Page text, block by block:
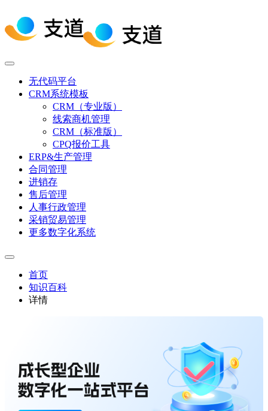
无代码平台
CRM系统模板
CRM（专业版）
线索商机管理
CRM（标准版）
CPQ报价工具
ERP&生产管理
合同管理
进销存
售后管理
人事行政管理
采销贸易管理
更多数字化系统
首页
知识百科
详情